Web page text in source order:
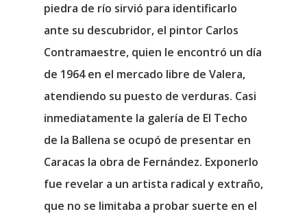
piedra de río sirvió para identificarlo
ante su descubridor, el pintor Carlos
Contramaestre, quien le encontró un día
de 1964 en el mercado libre de Valera,
atendiendo su puesto de verduras. Casi
inmediatamente la galería de El Techo
de la Ballena se ocupó de presentar en
Caracas la obra de Fernández. Exponerlo
fue revelar a un artista radical y extraño,
que no se limitaba a probar suerte en el